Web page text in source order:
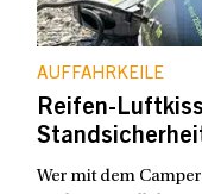
AUFFAHRKEILE
Reifen-
Wer mit dem